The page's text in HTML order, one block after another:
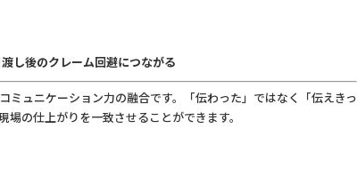
し後のクレーム回避につながる
ミュニケーション力の融合です。「伝わった」ではなく「伝えきっ
の仕上がりを一致させることができます。